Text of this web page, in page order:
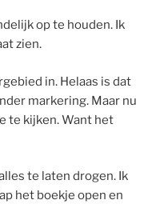
op te houden. Ik
zien.
in. Helaas is dat
markering. Maar nu
te kijken. Want het
te laten drogen. Ik
het boekje open en